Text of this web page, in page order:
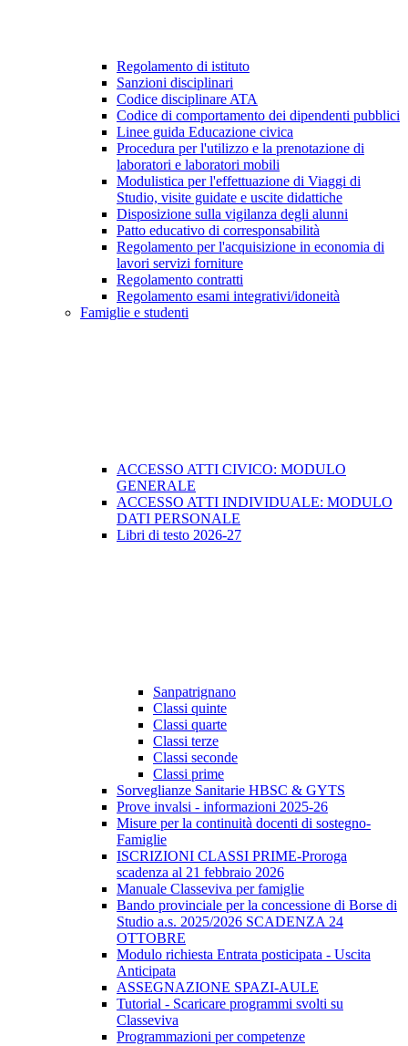
Regolamento di istituto
Sanzioni disciplinari
Codice disciplinare ATA
Codice di comportamento dei dipendenti pubblici
Linee guida Educazione civica
Procedura per l'utilizzo e la prenotazione di
laboratori e laboratori mobili
Modulistica per l'effettuazione di Viaggi di
Studio, visite guidate e uscite didattiche
Disposizione sulla vigilanza degli alunni
Patto educativo di corresponsabilità
Regolamento per l'acquisizione in economia di
lavori servizi forniture
Regolamento contratti
Regolamento esami integrativi/idoneità
Famiglie e studenti
ACCESSO ATTI CIVICO: MODULO
GENERALE
ACCESSO ATTI INDIVIDUALE: MODULO
DATI PERSONALE
Libri di testo 2026-27
Sanpatrignano
Classi quinte
Classi quarte
Classi terze
Classi seconde
Classi prime
Sorveglianze Sanitarie HBSC & GYTS
Prove invalsi - informazioni 2025-26
Misure per la continuità docenti di sostegno-
Famiglie
ISCRIZIONI CLASSI PRIME-Proroga
scadenza al 21 febbraio 2026
Manuale Classeviva per famiglie
Bando provinciale per la concessione di Borse di
Studio a.s. 2025/2026 SCADENZA 24
OTTOBRE
Modulo richiesta Entrata posticipata - Uscita
Anticipata
ASSEGNAZIONE SPAZI-AULE
Tutorial - Scaricare programmi svolti su
Classeviva
Programmazioni per competenze